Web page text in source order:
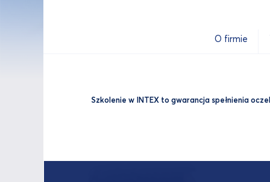
O firmie
Szkolenie w INTEX to gwarancja spełnienia